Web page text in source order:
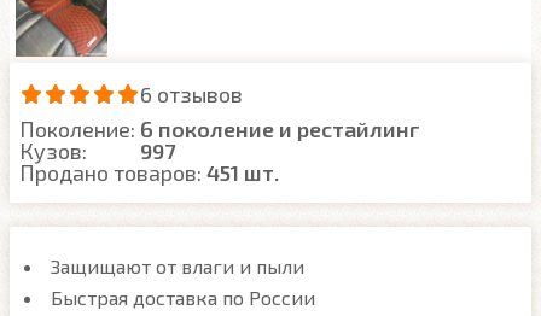
6 отзывов
Поколение: 6 поколение и рестайлинг
Кузов:
997
Продано товаров: 451 шт.
Защищают от влаги и пыли
Быстрая доставка по России